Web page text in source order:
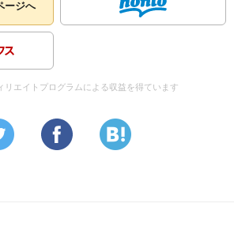
ージへ
リエイトプログラムによる収益を得ています